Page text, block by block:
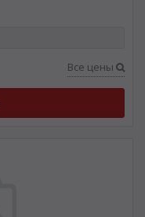
Все цены